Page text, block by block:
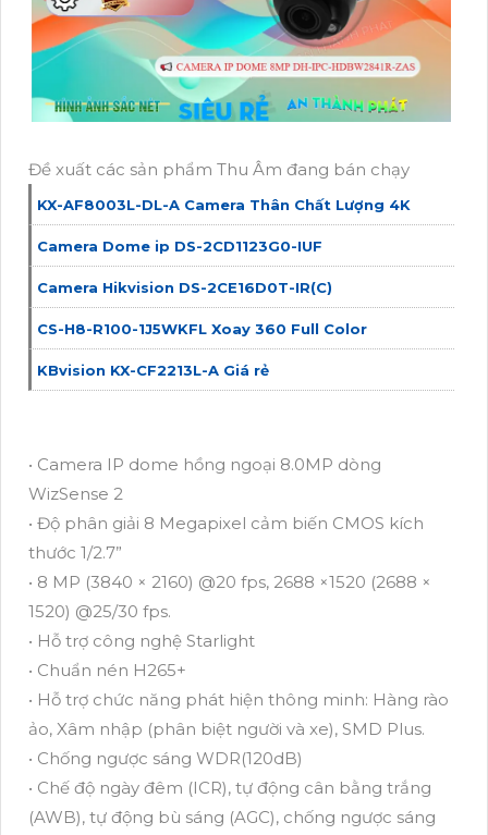
Đề xuất các sản phẩm Thu Âm đang bán chạy
KX-AF8003L-DL-A Camera Thân Chất Lượng 4K
Camera Dome ip DS-2CD1123G0-IUF
Camera Hikvision DS-2CE16D0T-IR(C)
CS-H8-R100-1J5WKFL Xoay 360 Full Color
KBvision KX-CF2213L-A Giá rẻ
• Camera IP dome hồng ngoại 8.0MP dòng
WizSense 2
• Độ phân giải 8 Megapixel cảm biến CMOS kích
thước 1/2.7”
• 8 MP (3840 × 2160) @20 fps, 2688 ×1520 (2688 ×
1520) @25/30 fps.
• Hỗ trợ công nghệ Starlight
• Chuẩn nén H265+
• Hỗ trợ chức năng phát hiện thông minh: Hàng rào
ảo, Xâm nhập (phân biệt người và xe), SMD Plus.
• Chống ngược sáng WDR(120dB)
• Chế độ ngày đêm (ICR), tự động cân bằng trắng
(AWB), tự động bù sáng (AGC), chống ngược sáng